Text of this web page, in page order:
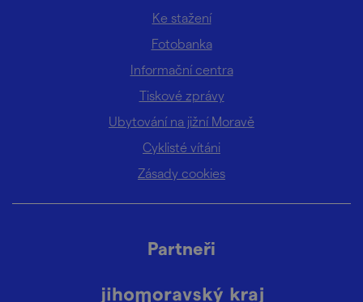
Ke stažení
Fotobanka
Informační centra
Tiskové zprávy
Ubytování na jižní Moravě
Cyklisté vítáni
Zásady cookies
Partneři